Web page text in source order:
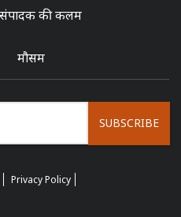
संपादक की कलम
मौसम
SUBSCRIBE
Privacy Policy